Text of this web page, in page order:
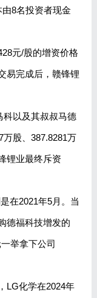
8名投资者现金
元/股的增资价格
易完成后，赣锋锂
科以及其叔叔马德
万股、387.8281万
锂业最终斥资
在2021年5月。当
德福科技增发的
举拿下公司
LG化学在2024年